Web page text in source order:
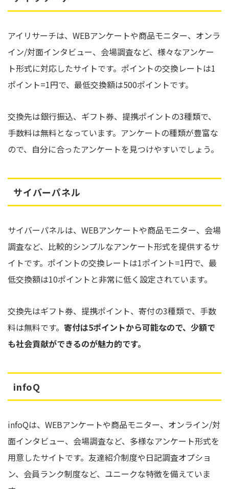
アイリサーチは、WEBアンケートや商品モニター、オンラ
イン/対面インタビュー、会場調査など、様々なアンケー
ト形式に対応したサイトです。ポイントの交換レートは1
ポイント=1円で、最低交換額は500ポイントです。
交換先は銀行振込、ギフト券、提携ポイントの3種類で、
手数料は無料となっています。アンケートの種類が豊富な
ので、自分に合ったアンケートを見つけやすいでしょう。
サイバーパネル
サイバーパネルは、WEBアンケートや商品モニター、会場
調査など、比較的シンプルなアンケート形式を提供するサ
イトです。ポイントの交換レートは1ポイント=1円で、最
低交換額は10ポイントと非常に低く設定されています。
交換先はギフト券、提携ポイント、寄付の3種類で、手数
料は無料です。 寄付は5ポイントから可能なので、少額で
も社会貢献ができるのが魅力的です。
infoQ
infoQは、WEBアンケートや商品モニター、オンライン/対
面インタビュー、会場調査など、多様なアンケート形式を
用意したサイトです。友達紹介制度や日記調査オプショ
ン、会員ランク制度など、ユニークな特徴を備えていま